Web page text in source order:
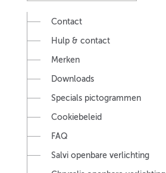
Contact
Hulp & contact
Merken
Downloads
Specials pictogrammen
Cookiebeleid
FAQ
Salvi openbare verlichting